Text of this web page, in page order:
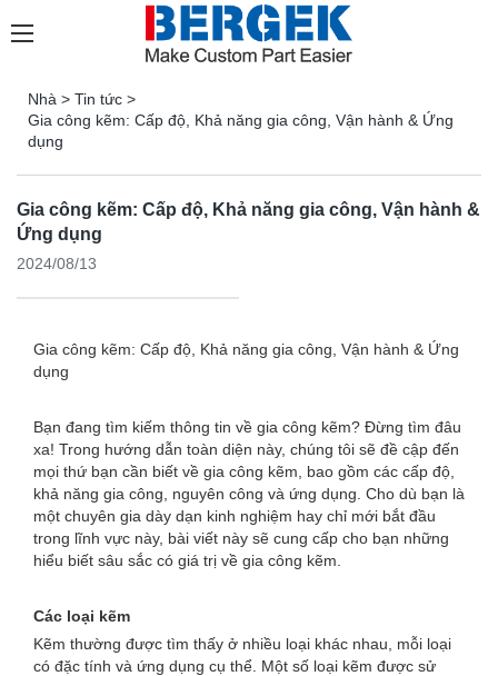
Nhà > Tin tức >
Gia công kẽm: Cấp độ, Khả năng gia công, Vận hành & Ứng
dụng
Gia công kẽm: Cấp độ, Khả năng gia công, Vận hành &
Ứng dụng
2024/08/13
Gia công kẽm: Cấp độ, Khả năng gia công, Vận hành & Ứng
dụng
Bạn đang tìm kiếm thông tin về gia công kẽm? Đừng tìm đâu
xa! Trong hướng dẫn toàn diện này, chúng tôi sẽ đề cập đến
mọi thứ bạn cần biết về gia công kẽm, bao gồm các cấp độ,
khả năng gia công, nguyên công và ứng dụng. Cho dù bạn là
một chuyên gia dày dạn kinh nghiệm hay chỉ mới bắt đầu
trong lĩnh vực này, bài viết này sẽ cung cấp cho bạn những
hiểu biết sâu sắc có giá trị về gia công kẽm.
Các loại kẽm
Kẽm thường được tìm thấy ở nhiều loại khác nhau, mỗi loại
có đặc tính và ứng dụng cụ thể. Một số loại kẽm được sử